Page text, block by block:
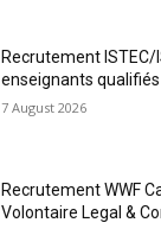
Recrutement ISTEC/
enseignants qualifiés
7 August 2026
Recrutement WWF
Volontaire Legal &